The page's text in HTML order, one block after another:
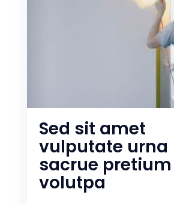
Sed sit amet
vulputate urna
sacrue pretium
volutpa